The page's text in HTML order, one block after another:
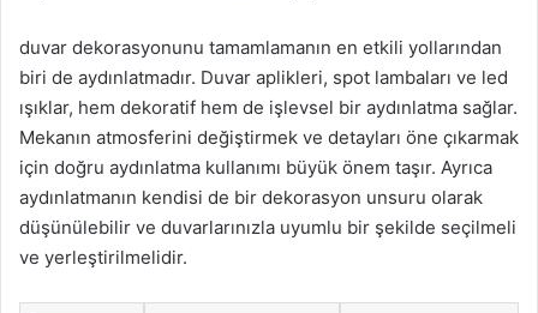
duvar dekorasyonunu tamamlamanın en etkili yollarından
biri de aydınlatmadır. Duvar aplikleri, spot lambaları ve led
ışıklar, hem dekoratif hem de işlevsel bir aydınlatma sağlar.
Mekanın atmosferini değiştirmek ve detayları öne çıkarmak
için doğru aydınlatma kullanımı büyük önem taşır. Ayrıca
aydınlatmanın kendisi de bir dekorasyon unsuru olarak
düşünülebilir ve duvarlarınızla uyumlu bir şekilde seçilmeli
ve yerleştirilmelidir.